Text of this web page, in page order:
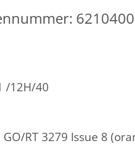
/12H/40
GO/RT 3279 Issue 8